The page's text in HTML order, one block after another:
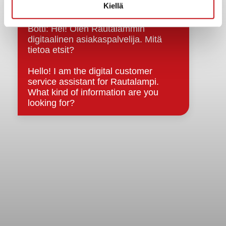
Kiellä
Strategiat, ohjelmat, ohjeet, suunnitelmat, säännöt ja
sopimukset
Asiakirjajulkisuuskuvaus
Evästeet
Saavutettavuusseloste
Tietosuoja
Tietosuojaselosteet